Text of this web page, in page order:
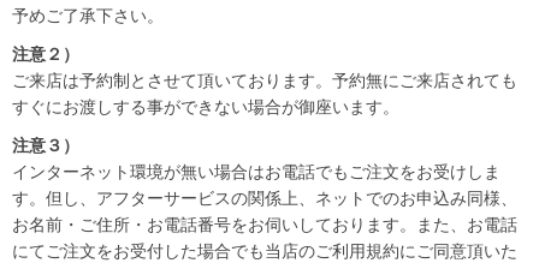
予めご了承下さい。
注意２）
ご来店は予約制とさせて頂いております。予約無にご来店されても
すぐにお渡しする事ができない場合が御座います。
注意３）
インターネット環境が無い場合はお電話でもご注文をお受けしま
す。但し、アフターサービスの関係上、ネットでのお申込み同様、
お名前・ご住所・お電話番号をお伺いしております。また、お電話
にてご注文をお受付した場合でも当店のご利用規約にご同意頂いた